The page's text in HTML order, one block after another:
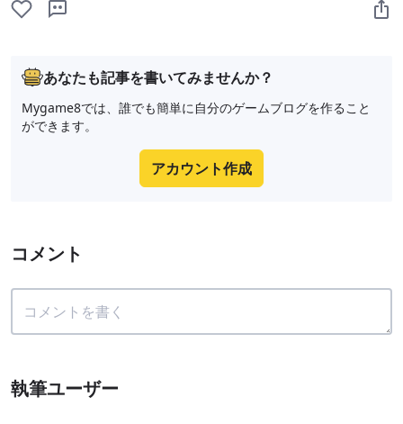
あなたも記事を書いてみませんか？
Mygame8では、誰でも簡単に自分のゲームブログを作ること
ができます。
アカウント作成
コメント
執筆ユーザー